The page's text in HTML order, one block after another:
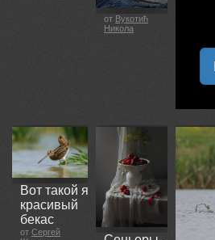
от Вукотић
Никола
Вот такой я
красивый
бекас
от Сергей